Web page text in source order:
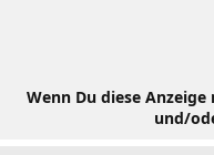
Wenn Du diese
und/